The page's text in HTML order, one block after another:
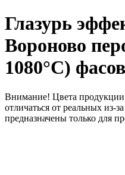
Глазурь
Вороново
1080°С)
Внимание! Цвета
отличаться от реальных из-
предназначены только для